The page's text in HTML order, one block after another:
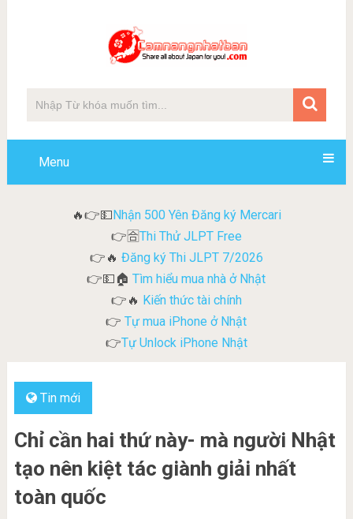
Menu
🔥👉💵Nhận 500 Yên Đăng ký Mercari
👉🈴Thi Thử JLPT Free
👉🔥 Đăng ký Thi JLPT 7/2026
👉💵🏠Tìm hiểu mua nhà ở Nhật
👉🔥 Kiến thức tài chính
👉 Tự mua iPhone ở Nhật
👉Tự Unlock iPhone Nhật
Tin mới
Chỉ cần hai thứ này- mà người Nhật
tạo nên kiệt tác giành giải nhất
toàn quốc